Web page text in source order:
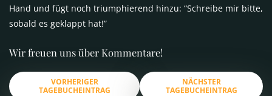
Hand und fügt noch triumphierend hinzu: “Schreibe mir bitte,
sobald es geklappt hat!”
Wir freuen uns über Kommentare!
VORHERIGER
TAGEBUCHEINTRAG
NÄCHSTER
TAGEBUCHEINTRAG